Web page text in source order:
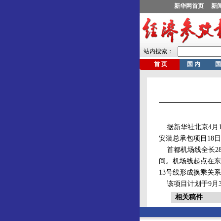
据新华社北京4月
安装总承包项目18
首都机场线全长
间。机场线起点在
13号线形成换乘关
该项目计划于9月
相关稿件